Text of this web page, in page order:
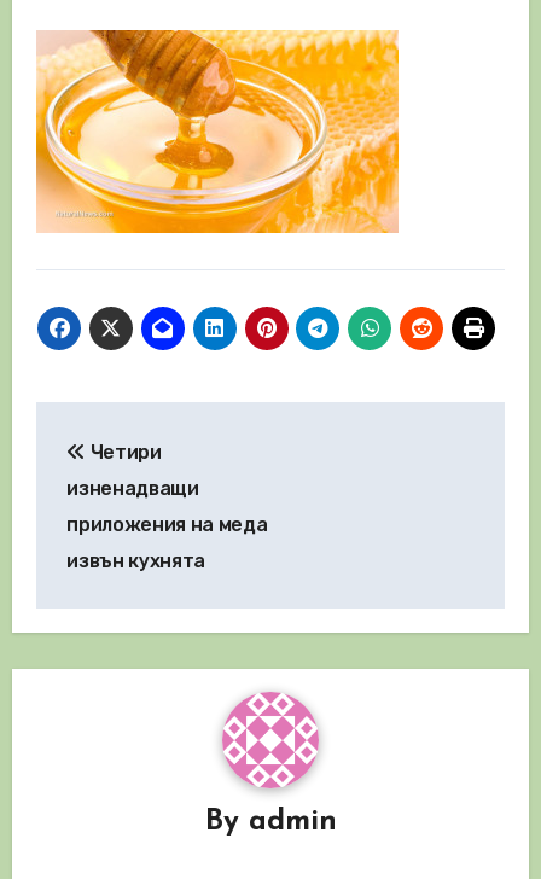
Четири
изненадващи
приложения на меда
извън кухнята
By admin